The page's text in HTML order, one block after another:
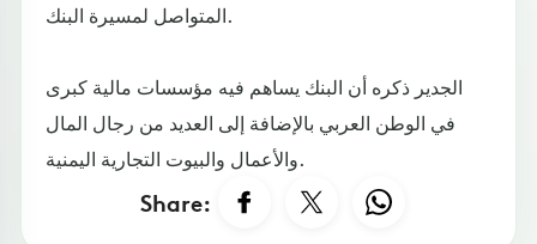
المتواصل لمسيرة البنك.
الجدير ذكره أن البنك يساهم فيه مؤسسات مالية كبرى
في الوطن العربي بالإضافة إلى العديد من رجال المال
والأعمال والبيوت التجارية اليمنية.
Share: